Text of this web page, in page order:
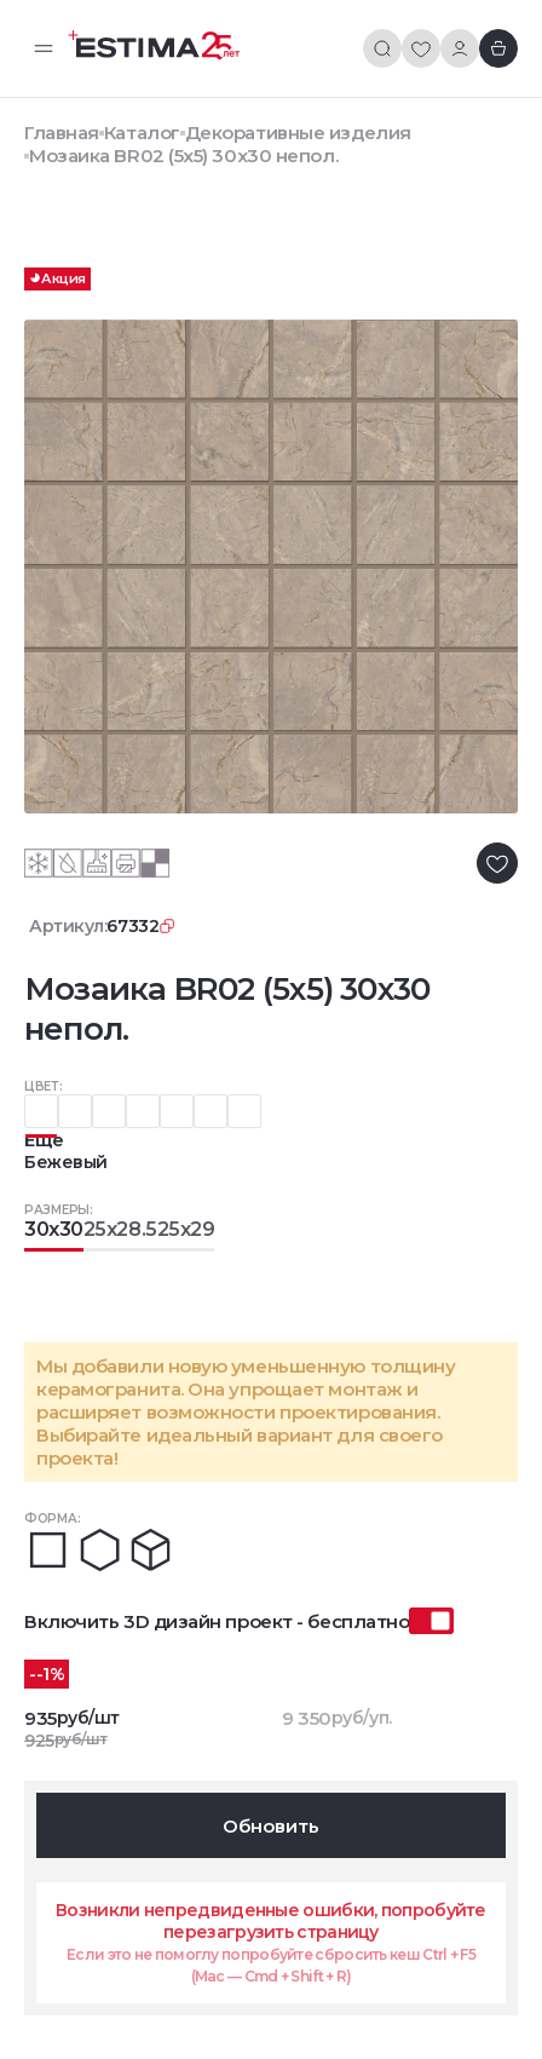
Главная Каталог Декоративные изделия
Мозаика BR02 (5х5) 30x30 непол.
Акция
Артикул:67332
Мозаика BR02 (5х5) 30x30
непол.
ЦВЕТ:
Еще
Бежевый
ФОРМА:
РАЗМЕРЫ:
30x3025x28.525x29
Мы добавили новую уменьшенную толщину
керамогранита. Она упрощает монтаж и
расширяет возможности проектирования.
Выбирайте идеальный вариант для своего
проекта!
Включить 3D дизайн проект - бесплатно
--1%
935руб/шт
925руб/шт
9 350руб/уп.
Обновить
Возникли непредвиденные ошибки, попробуйте
перезагрузить страницу
Если это не помоглу попробуйте сбросить кеш Ctrl + F5
(Mac — Cmd + Shift + R)